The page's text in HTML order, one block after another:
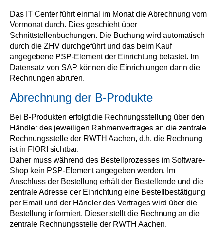
Das IT Center führt einmal im Monat die Abrechnung vom
Vormonat durch. Dies geschieht über
Schnittstellenbuchungen. Die Buchung wird automatisch
durch die ZHV durchgeführt und das beim Kauf
angegebene PSP-Element der Einrichtung belastet. Im
Datensatz von SAP können die Einrichtungen dann die
Rechnungen abrufen.
Abrechnung der B-Produkte
Bei B-Produkten erfolgt die Rechnungsstellung über den
Händler des jeweiligen Rahmenvertrages an die zentrale
Rechnungsstelle der RWTH Aachen, d.h. die Rechnung
ist in FIORI sichtbar.
Daher muss während des Bestellprozesses im Software-
Shop kein PSP-Element angegeben werden. Im
Anschluss der Bestellung erhält der Bestellende und die
zentrale Adresse der Einrichtung eine Bestellbestätigung
per Email und der Händler des Vertrages wird über die
Bestellung informiert. Dieser stellt die Rechnung an die
zentrale Rechnungsstelle der RWTH Aachen.